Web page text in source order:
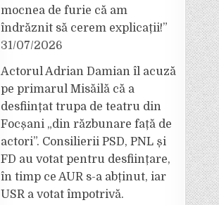
mocnea de furie că am
îndrăznit să cerem explicații!”
31/07/2026
Actorul Adrian Damian îl acuză
pe primarul Misăilă că a
desființat trupa de teatru din
Focșani „din răzbunare față de
actori”. Consilierii PSD, PNL și
FD au votat pentru desființare,
în timp ce AUR s-a abținut, iar
USR a votat împotrivă.